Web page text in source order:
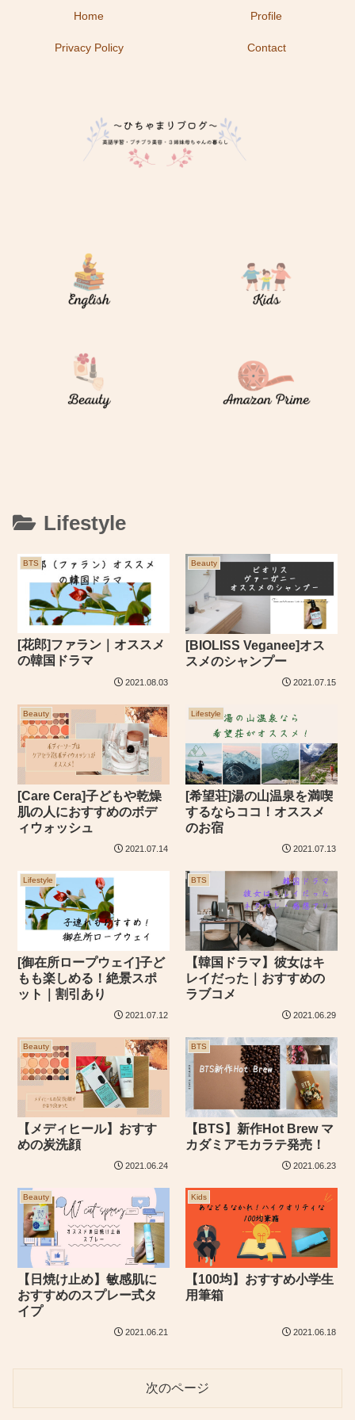
Home Profile
Privacy Policy Contact
Lifestyle
BTS
[花郎]ファラン｜オススメ
の韓国ドラマ
2021.08.03
Beauty
[BIOLISS Veganee]オス
スメのシャンプー
2021.07.15
Beauty
[Care Cera]子どもや乾燥
肌の人におすすめのボデ
ィウォッシュ
2021.07.14
Lifestyle
[希望荘]湯の山温泉を満喫
するならココ！オススメ
のお宿
2021.07.13
Lifestyle
[御在所ロープウェイ]子ど
もも楽しめる！絶景スポ
ット｜割引あり
2021.07.12
BTS
【韓国ドラマ】彼女はキ
レイだった｜おすすめの
ラブコメ
2021.06.29
Beauty
【メディヒール】おすす
めの炭洗顔
2021.06.24
BTS
【BTS】新作Hot Brew マ
カダミアモカラテ発売！
2021.06.23
Beauty
【日焼け止め】敏感肌に
おすすめのスプレー式タ
イプ
2021.06.21
Kids
【100均】おすすめ小学生
用筆箱
2021.06.18
次のページ